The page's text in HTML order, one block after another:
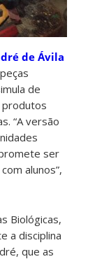
de Ávila
de
produtos
“A versão
ser
alunos”,
Biológicas,
a disciplina
que as